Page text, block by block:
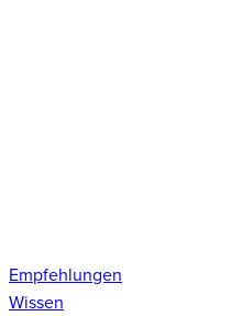
Empfehlungen
Wissen